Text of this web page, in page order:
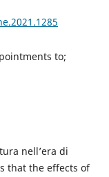
to;
nell’era di
that the effects of